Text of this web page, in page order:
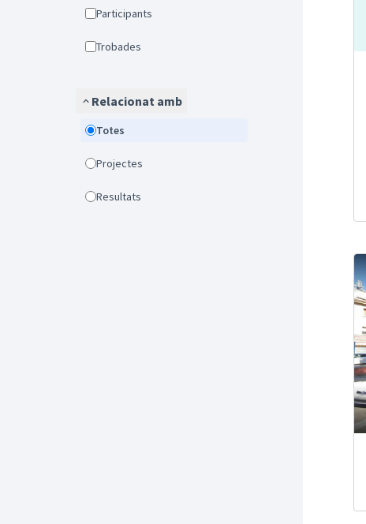
Participants
Trobades
Relacionat amb
Totes
Projectes
Resultats